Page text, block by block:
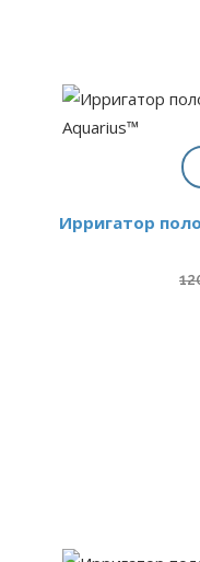
Ирригатор